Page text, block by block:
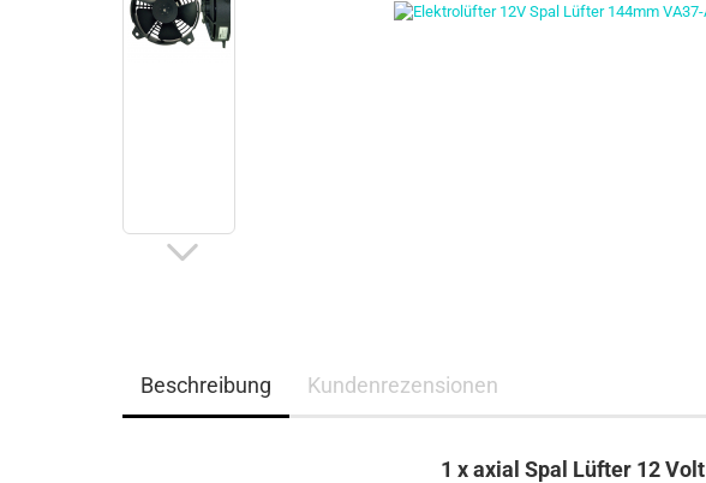
Beschreibung Kundenrezensionen
1 x axial Spal Lüfter 12 Volt